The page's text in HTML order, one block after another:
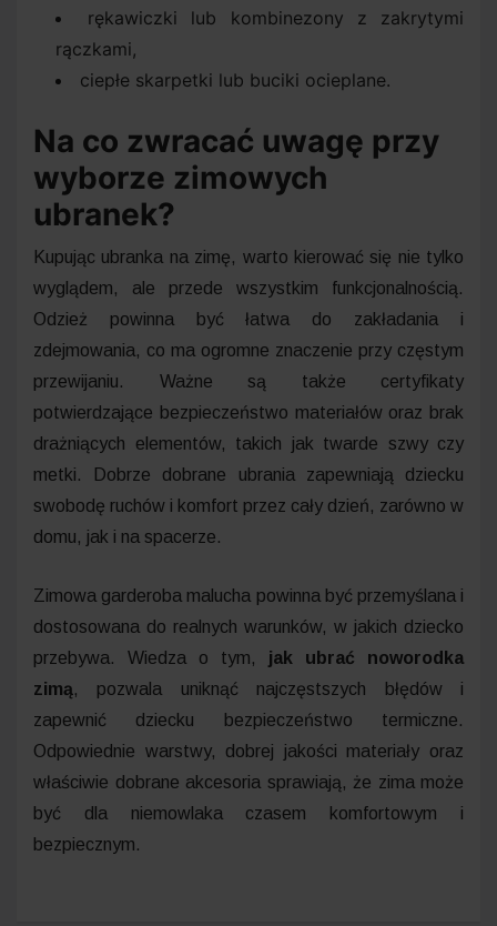
rękawiczki lub kombinezony z zakrytymi
rączkami,
ciepłe skarpetki lub buciki ocieplane.
Na co zwracać uwagę przy
wyborze zimowych
ubranek?
Kupując ubranka na zimę, warto kierować się nie tylko
wyglądem, ale przede wszystkim funkcjonalnością.
Odzież powinna być łatwa do zakładania i
zdejmowania, co ma ogromne znaczenie przy częstym
przewijaniu. Ważne są także certyfikaty
potwierdzające bezpieczeństwo materiałów oraz brak
drażniących elementów, takich jak twarde szwy czy
metki. Dobrze dobrane ubrania zapewniają dziecku
swobodę ruchów i komfort przez cały dzień, zarówno w
domu, jak i na spacerze.
Zimowa garderoba malucha powinna być przemyślana i
dostosowana do realnych warunków, w jakich dziecko
przebywa. Wiedza o tym, jak ubrać noworodka
zimą, pozwala uniknąć najczęstszych błędów i
zapewnić dziecku bezpieczeństwo termiczne.
Odpowiednie warstwy, dobrej jakości materiały oraz
właściwie dobrane akcesoria sprawiają, że zima może
być dla niemowlaka czasem komfortowym i
bezpiecznym.